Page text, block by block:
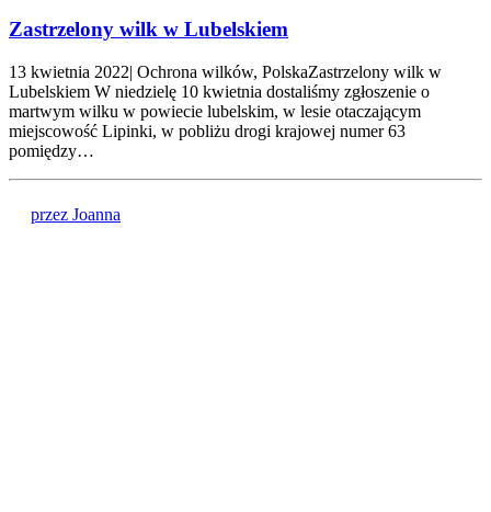
Zastrzelony wilk w Lubelskiem
13 kwietnia 2022| Ochrona wilków, PolskaZastrzelony wilk w
Lubelskiem W niedzielę 10 kwietnia dostaliśmy zgłoszenie o
martwym wilku w powiecie lubelskim, w lesie otaczającym
miejscowość Lipinki, w pobliżu drogi krajowej numer 63
pomiędzy…
przez Joanna